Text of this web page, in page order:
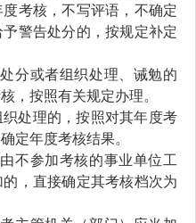
考核，不写评语，不确定
警告处分的，按规定补定
处分或者组织处理、诫勉的
，按照有关规定办理。
织处理的，按照对其年度考
定年度考核结果。
不参加考核的事业单位工
，直接确定其考核档次为